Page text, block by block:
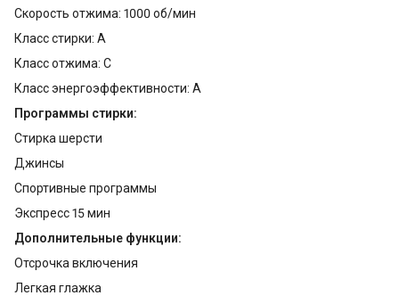
Скорость отжима: 1000 об/мин
Класс стирки: A
Класс отжима: C
Класс энергоэффективности: A
Программы стирки:
Стирка шерсти
Джинсы
Спортивные программы
Экспресс 15 мин
Дополнительные функции:
Отсрочка включения
Легкая глажка